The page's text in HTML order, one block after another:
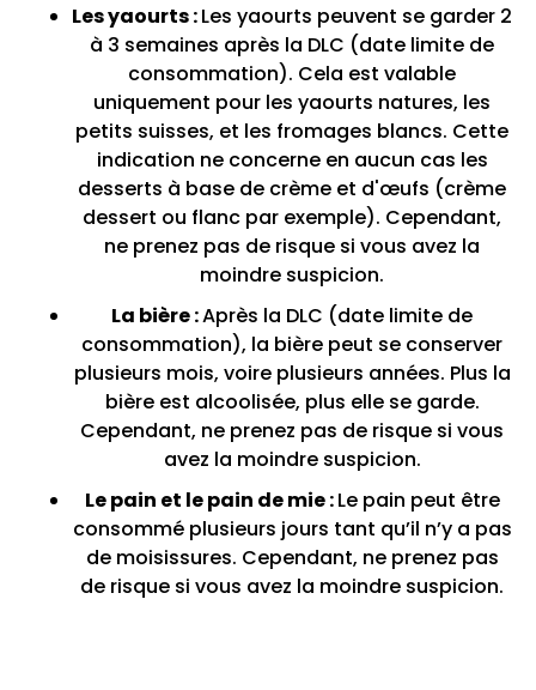
Les yaourts :Les yaourts peuvent se garder 2
à 3 semaines après la DLC (date limite de
consommation). Cela est valable
uniquement pour les yaourts natures, les
petits suisses, et les fromages blancs. Cette
indication ne concerne en aucun cas les
desserts à base de crème et d'œufs (crème
dessert ou flanc par exemple). Cependant,
ne prenez pas de risque si vous avez la
moindre suspicion.
La bière :Après la DLC (date limite de
consommation), la bière peut se conserver
plusieurs mois, voire plusieurs années. Plus la
bière est alcoolisée, plus elle se garde.
Cependant, ne prenez pas de risque si vous
avez la moindre suspicion.
Le pain et le pain de mie :Le pain peut être
consommé plusieurs jours tant qu’il n’y a pas
de moisissures. Cependant, ne prenez pas
de risque si vous avez la moindre suspicion.